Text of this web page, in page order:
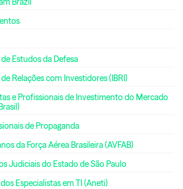
Estudos da Defesa
Relações com Investidores (IBRI)
e Profissionais de Investimento do Mercado
de Propaganda
da Força Aérea Brasileira (AVFAB)
Judiciais do Estado de São Paulo
Especialistas em TI (Aneti)